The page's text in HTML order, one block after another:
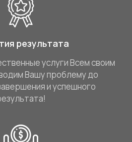
результата
услуги Всем своим
Вашу проблему до
и успешного